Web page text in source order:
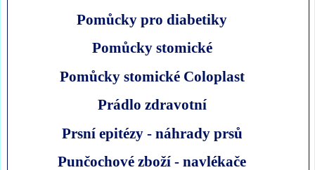
Pomůcky pro diabetiky
Pomůcky stomické
Pomůcky stomické Coloplast
Prádlo zdravotní
Prsní epitézy - náhrady prsů
Punčochové zboží - navlékače